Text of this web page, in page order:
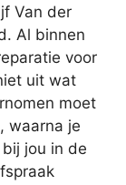
Van der
Al binnen
voor
uit wat
moet
waarna je
bij jou in de